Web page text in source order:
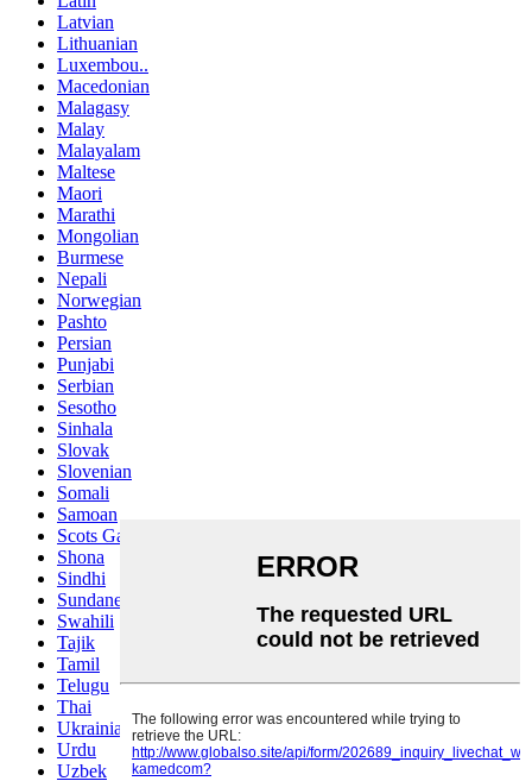
Latvian
Lithuanian
Luxembou..
Macedonian
Malagasy
Malay
Malayalam
Maltese
Maori
Marathi
Mongolian
Burmese
Nepali
Norwegian
Pashto
Persian
Punjabi
Serbian
Sesotho
Sinhala
Slovak
Slovenian
Somali
Samoan
Scots Gaelic
Shona
Sindhi
Sundanese
Swahili
Tajik
Tamil
Telugu
Thai
Ukrainian
Urdu
Uzbek